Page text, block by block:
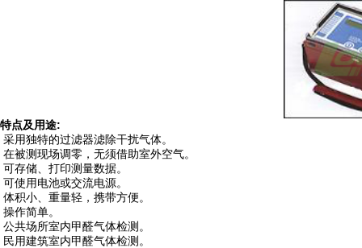
特点及用途:
采用独特的过滤器滤除干扰气体。
在被测现场调零，无须借助室外空气。
可存储、打印测量数据。
可使用电池或交流电源。
体积小、重量轻，携带方便。
操作简单。
公共场所室内甲醛气体检测。
民用建筑室内甲醛气体检测。